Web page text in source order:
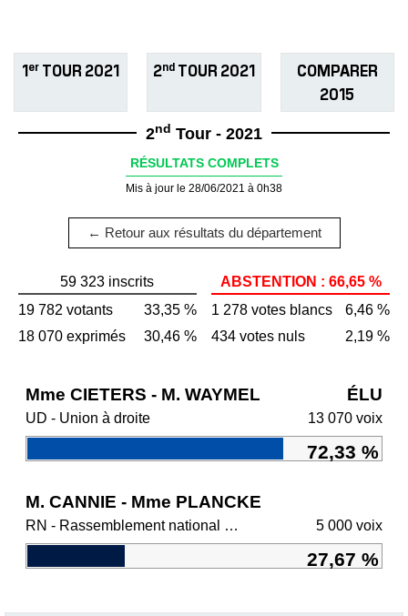
1er TOUR 2021 2ndTOUR 2021
COMPARER
2015
2nd Tour - 2021
RÉSULTATS COMPLETS
Mis à jour le 28/06/2021 à 0h38
← Retour aux résultats du département
59 323 inscrits
19 782 votants
33,35 %
18 070 exprimés
30,46 %
ABSTENTION : 66,65 %
1 278 votes blancs
6,46 %
434 votes nuls
2,19 %
Mme CIETERS - M. WAYMEL ÉLU
UD - Union à droite 13 070 voix
72,33 %
M. CANNIE - Mme PLANCKE
RN - Rassemblement national et ses alliés 5 000 voix
27,67 %